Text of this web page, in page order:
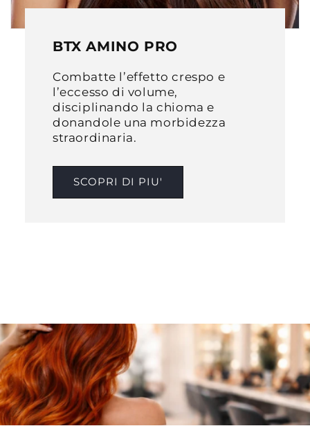
BTX AMINO PRO
Combatte l’effetto crespo e
l’eccesso di volume,
disciplinando la chioma e
donandole una morbidezza
straordinaria.
SCOPRI DI PIU'